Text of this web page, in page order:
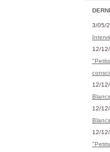
3/05/
12/
12/
12/
12/